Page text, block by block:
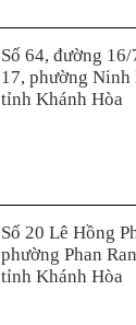
Số 64, đường 16/
17, phường Ninh
tỉnh Khánh Hòa
Số 20 Lê Hồng
phường Phan
tỉnh Khánh Hòa